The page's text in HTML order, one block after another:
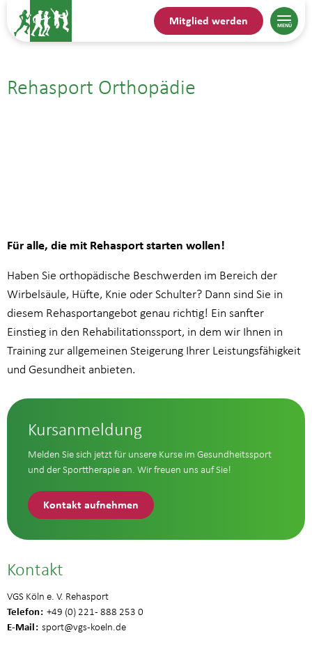
Mitglied werden
Rehasport Orthopädie
28.01.| 14:00
Für alle, die mit Rehasport starten wollen!
Haben Sie orthopädische Beschwerden im Bereich der
Wirbelsäule, Hüfte, Knie oder Schulter? Dann sind Sie in
diesem Rehasportangebot genau richtig! Ein sanfter
Einstieg in den Rehabilitationssport, in dem wir Ihnen in
Training zur allgemeinen Steigerung Ihrer Leistungsfähigkeit
und Gesundheit anbieten.
Kursanmeldung
Melden Sie sich jetzt für unsere Kurse im Gesundheitssport
und der Sporttherapie an. Wir freuen uns auf Sie!
Kontakt aufnehmen
Kontakt
VGS Köln e. V. Rehasport
Telefon +49 (0) 221 - 888 253 0
E-Mail sport@vgs-koeln.de